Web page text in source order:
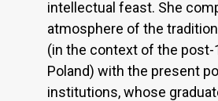
intellectual feast. She
atmosphere of the
(in the context of the post-
Poland) with the present
institutions, whose